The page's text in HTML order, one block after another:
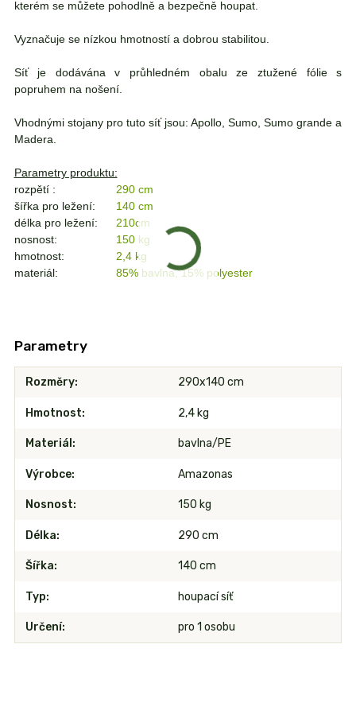
kterém se můžete pohodlně a bezpečně houpat.
Vyznačuje se nízkou hmotností a dobrou stabilitou.
Síť je dodávána v průhledném obalu ze ztužené fólie s
popruhem na nošení.
Vhodnými stojany pro tuto síť jsou: Apollo, Sumo, Sumo grande a
Madera.
Parametry produktu:
rozpětí :
290 cm
šířka pro ležení:
140 cm
délka pro ležení:
210cm
nosnost:
150 kg
hmotnost:
2,4 kg
materiál:
85% bavlna, 15% polyester
Parametry
Rozměry 290x140 cm
Hmotnost 2,4 kg
Materiál bavlna/PE
Výrobce Amazonas
Nosnost 150 kg
Délka 290 cm
Šířka 140 cm
Typ houpací síť
Určení pro 1 osobu